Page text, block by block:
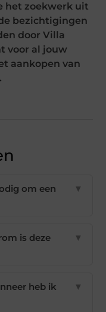
het zoekwerk uit
bezichtigingen
door Villa
voor al jouw
aankopen van
om een
▼
is deze
▼
heb ik
▼